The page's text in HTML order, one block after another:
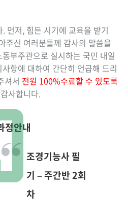
먼저, 힘든 시기에 교육을 받기
주신 여러분들께 감사의 말씀을
부주관으로 실시하는 국민 내일
항에 대하여 간단히 언급해 드리
셔서 전원 100%수료할 수 있도록
사합니다.
정안내
조경기능사 필
기 – 주간반 2회
차